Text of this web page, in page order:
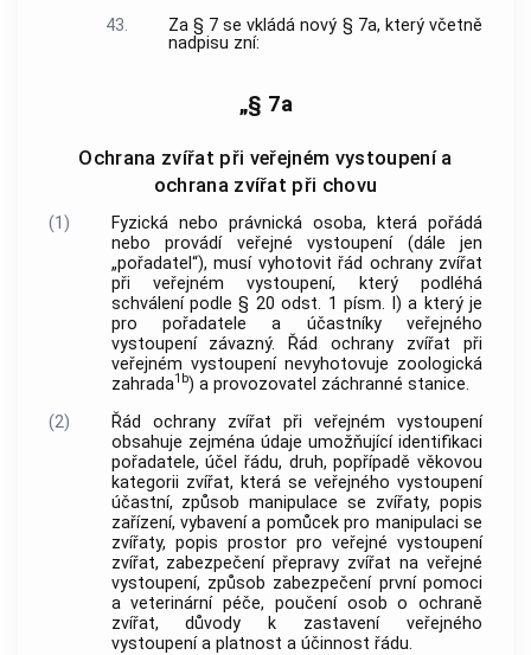
43.
Za § 7 se vkládá nový § 7a, který včetně
nadpisu zní:
„§ 7a
Ochrana zvířat při veřejném vystoupení a
ochrana zvířat při chovu
(1)
Fyzická nebo právnická osoba, která pořádá
nebo provádí veřejné vystoupení (dále jen
„pořadatel“), musí vyhotovit řád ochrany zvířat
při veřejném vystoupení, který podléhá
schválení podle § 20 odst. 1 písm. l) a který je
pro pořadatele a účastníky veřejného
vystoupení závazný. Řád ochrany zvířat při
veřejném vystoupení nevyhotovuje zoologická
zahrada1b) a provozovatel záchranné stanice.
(2)
Řád ochrany zvířat při veřejném vystoupení
obsahuje zejména údaje umožňující identifikaci
pořadatele, účel řádu, druh, popřípadě věkovou
kategorii zvířat, která se veřejného vystoupení
účastní, způsob manipulace se zvířaty, popis
zařízení, vybavení a pomůcek pro manipulaci se
zvířaty, popis prostor pro veřejné vystoupení
zvířat, zabezpečení přepravy zvířat na veřejné
vystoupení, způsob zabezpečení první pomoci
a veterinární péče, poučení osob o ochraně
zvířat, důvody k zastavení veřejného
vystoupení a platnost a účinnost řádu.